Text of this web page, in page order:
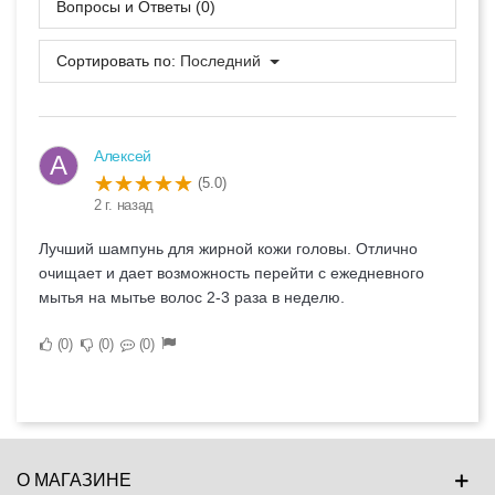
Вопросы и Ответы (0)
Сортировать по: Последний
А Алексей
(5.0)
2 г. назад
Лучший шампунь для жирной кожи головы. Отлично
очищает и дает возможность перейти с ежедневного
мытья на мытье волос 2-3 раза в неделю.
0 0 0
О МАГАЗИНЕ